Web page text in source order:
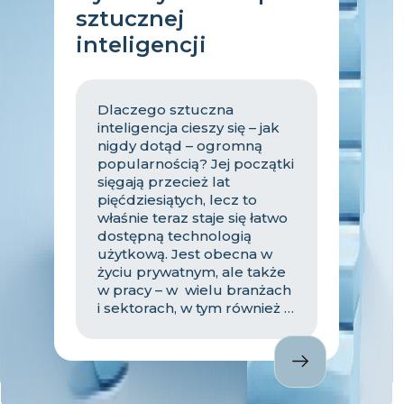
wykorzystałyśmy AI do
tworzenia struktury kursu i
ćwiczeń.
dokonać poprawek po
pilotażu. Korzystając z
przykładów zrealizowanych
projektów pokazałyśmy, jak
AI wspiera proces tworzenia
doświadczeń edukacyjnych.
Z webinaru możesz
dowiedzieć się, jak łączyć
metodykę opartą na cyklu
Kolba z interaktywnymi
narzędziami i jak
zastosować AI do tworzenia
własnego doświadczenia
opowiedziałyśmy również w
jakie pułapki możesz wpaść
sztucznej
inteligencji
Dlaczego sztuczna
inteligencja cieszy się – jak
nigdy dotąd – ogromną
popularnością? Jej początki
sięgają przecież lat
pięćdziesiątych, lecz to
właśnie teraz staje się łatwo
dostępną technologią
użytkową. Jest obecna w
życiu prywatnym, ale także
w pracy – w wielu branżach
i sektorach, w tym również w
Większość z nas ma już za
sobą pierwsze próby
wykorzystania wirtualnych
asystentów (Siri, Alexa) i